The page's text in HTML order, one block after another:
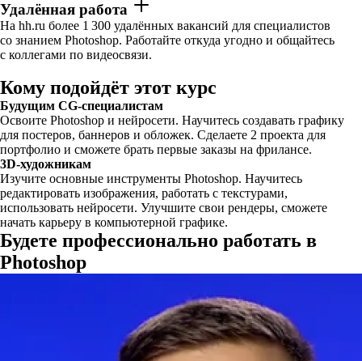
Удалённая работа
На hh.ru более 1 300 удалённых вакансий для специалистов
со знанием Photoshop. Работайте откуда угодно и общайтесь
с коллегами по видеосвязи.
Кому подойдёт этот курс
Будущим CG-специалистам
Освоите Photoshop и нейросети. Научитесь создавать графику
для постеров, баннеров и обложек. Сделаете 2 проекта для
портфолио и сможете брать первые заказы на фрилансе.
3D-художникам
Изучите основные инструменты Photoshop. Научитесь
редактировать изображения, работать с текстурами,
использовать нейросети. Улучшите свои рендеры, сможете
начать карьеру в компьютерной графике.
Будете профессионально работать в
Photoshop